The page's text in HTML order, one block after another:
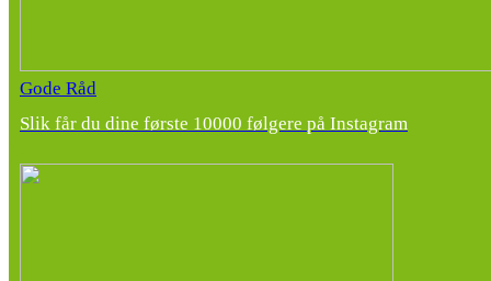
Gode Råd
Slik får du dine første 10000 følgere på Instagram